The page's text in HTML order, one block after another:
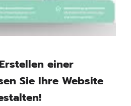
einer
Sie Ihre Website